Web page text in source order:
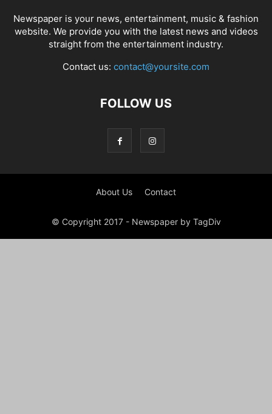
Newspaper is your news, entertainment, music & fashion
website. We provide you with the latest news and videos
straight from the entertainment industry.
Contact us: contact@yoursite.com
FOLLOW US
About Us Contact
© Copyright 2017 - Newspaper by TagDiv